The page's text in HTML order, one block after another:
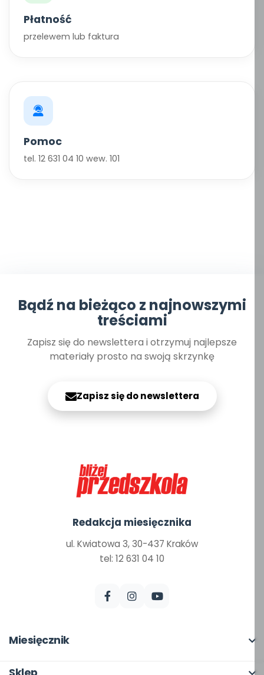
Płatność
przelewem lub faktura
Pomoc
tel. 12 631 04 10 wew. 101
Bądź na bieżąco z najnowszymi
treściami
Zapisz się do newslettera i otrzymuj najlepsze
materiały prosto na swoją skrzynkę
Zapisz się do newslettera
Redakcja miesięcznika
ul. Kwiatowa 3, 30-437 Kraków
tel: 12 631 04 10
Miesięcznik